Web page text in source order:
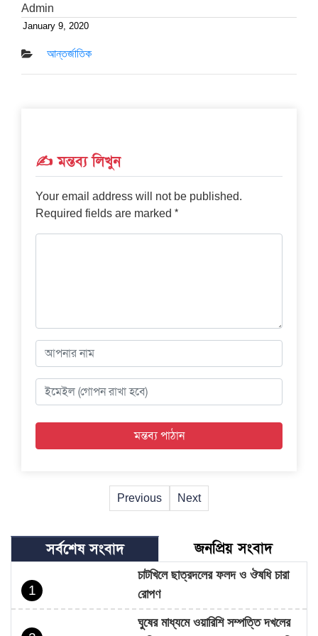
Admin
Posted
on
January 9, 2020
আন্তর্জাতিক
✍️ মন্তব্য লিখুন
Your email address will not be published.
Required fields are marked *
Previous Next
সর্বশেষ সংবাদ জনপ্রিয় সংবাদ
1
চাটখিলে ছাত্রদলের ফলদ ও ঔষধি চারা
রোপণ
ঘুষের মাধ্যমে ওয়ারিশি সম্পত্তি দখলের